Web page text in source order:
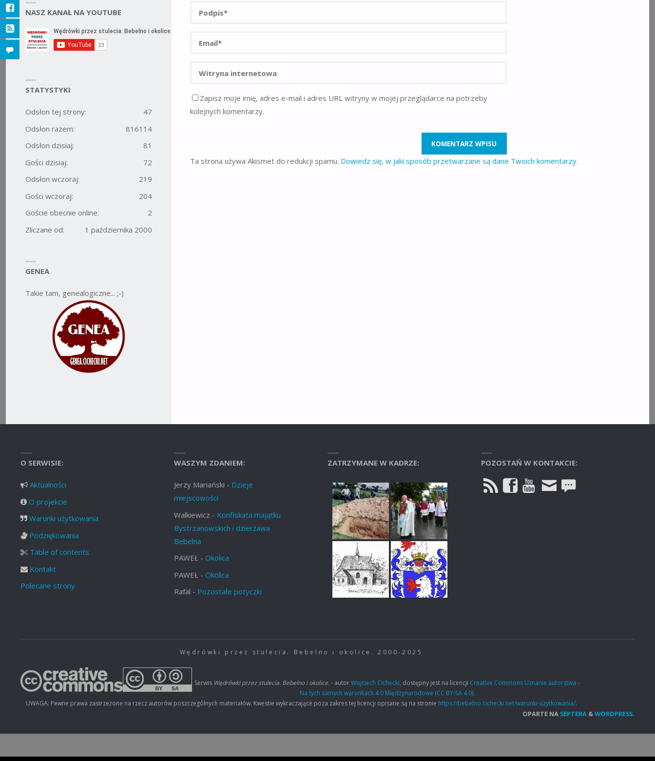
Zapisz moje imię, adres e-mail i adres URL witryny w mojej przeglądarce na potrzeby
kolejnych komentarzy.
Ta strona używa Akismet do redukcji spamu. Dowiedz się, w jaki sposób przetwarzane są dane Twoich komentarzy.
NASZ KANAŁ NA YOUTUBE
STATYSTYKI
47
Odsłon tej strony:
816114
Odsłon razem:
81
Odsłon dzisiaj:
72
Gości dzisiaj:
219
Odsłon wczoraj:
204
Gości wczoraj:
2
Goście obecnie online:
1 października 2000
Zliczane od:
GENEA
Takie tam, genealogiczne... ;-)
O SERWISIE:
Aktualności
O projekcie
Warunki użytkowania
Podziękowania
Table of contents
Kontakt
Polecane strony
WASZYM ZDANIEM:
Jerzy Mariański - Dzieje
miejscowości
Walkiewicz - Konfiskata majątku
Bystrzanowskich i dzierżawa
Bebelna
PAWEŁ - Okolica
PAWEŁ - Okolica
Rafal - Pozostałe potyczki
ZATRZYMANE W KADRZE: POZOSTAŃ W KONTAKCIE:
Wędrówki przez stulecia. Bebelno i okolice. 2000-2025
Serwis Wędrówki przez stulecia. Bebelno i okolice.- autorWojciech Cichecki, dostępny jest na licencji Creative Commons Uznanie autorstwa -
Na tych samych warunkach 4.0 Międzynarodowe (CC BY-SA 4.0).
UWAGA: Pewne prawa zastrzeżone na rzecz autorów poszczególnych materiałów. Kwestie wykraczające poza zakres tej licencji opisane są na stronie https://bebelno.cichecki.net/warunki-uzytkowania/.
OPARTE NA SEPTERA &WORDPRESS.